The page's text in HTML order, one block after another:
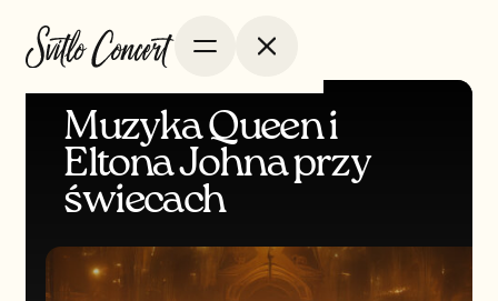
Muzyka Queen i
Eltona Johna przy
świecach